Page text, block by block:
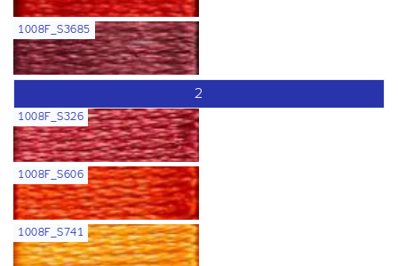
1008F_S3685
2
1008F_S326
1008F_S606
1008F_S741